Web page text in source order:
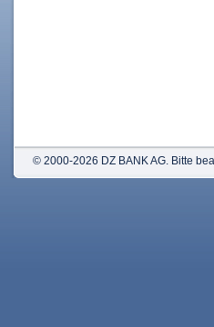
© 2000-2026 DZ BANK AG. Bitte